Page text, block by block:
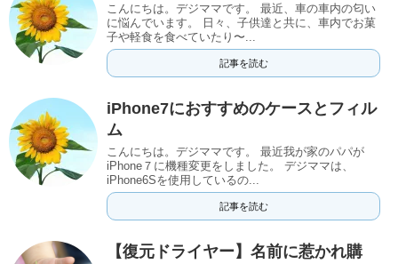
こんにちは。デジママです。 最近、車の車内の匂い
に悩んでいます。 日々、子供達と共に、車内でお菓
子や軽食を食べていたり〜...
記事を読む
iPhone7におすすめのケースとフィル
ム
こんにちは。デジママです。 最近我が家のパパが
iPhone７に機種変更をしました。 デジママは、
iPhone6Sを使用しているの...
記事を読む
【復元ドライヤー】名前に惹かれ購